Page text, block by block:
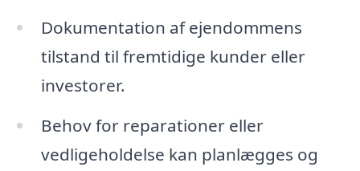
Dokumentation af ejendommens
tilstand til fremtidige kunder eller
investorer.
Behov for reparationer eller
vedligeholdelse kan planlægges og